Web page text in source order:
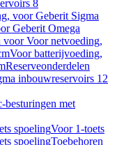
8
voor Geberit Sigma
Geberit Omega
voor Voor netvoeding,
Voor batterijvoeding,
Reserveonderdelen
inbouwreservoirs 12
besturingen met
spoelingVoor 1-toets
spoelingToebehoren